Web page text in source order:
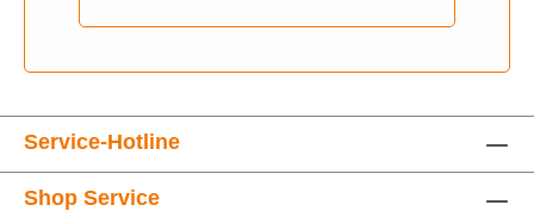
Service-Hotline
Shop Service